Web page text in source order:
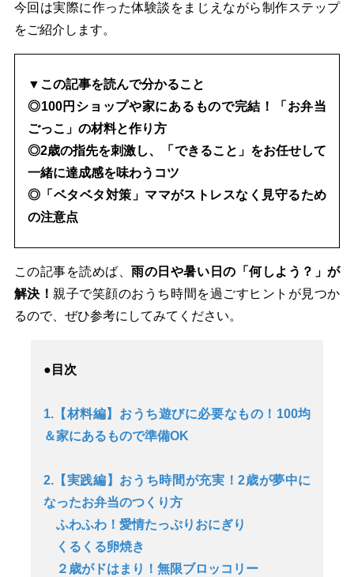
今回は実際に作った体験談をまじえながら制作ステップ
をご紹介します。
▼この記事を読んで分かること
◎100円ショップや家にあるもので完結！「お弁当
ごっこ」の材料と作り方
◎2歳の指先を刺激し、「できること」をお任せして
一緒に達成感を味わうコツ
◎「ベタベタ対策」ママがストレスなく見守るため
の注意点
この記事を読めば、雨の日や暑い日の「何しよう？」が
解決！ 親子で笑顔のおうち時間を過ごすヒントが見つか
るので、ぜひ参考にしてみてください。
●目次
1.【材料編】おうち遊びに必要なもの！100均
＆家にあるもので準備OK
2.【実践編】おうち時間が充実！2歳が夢中に
なったお弁当のつくり方
ふわふわ！愛情たっぷりおにぎり
くるくる卵焼き
２歳がドはまり！無限ブロッコリー